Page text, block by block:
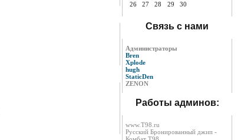
26
27 28 29 30
Связь с нами
Администраторы
Bren
Xplode
hugh
StaticDen
ZENON
Работы админов:
www.T98.ru
Русский Бронированный джип -